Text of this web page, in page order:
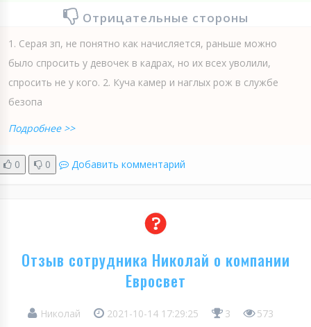
Отрицательные стороны
1. Серая зп, не понятно как начисляется, раньше можно
было спросить у девочек в кадрах, но их всех уволили,
спросить не у кого. 2. Куча камер и наглых рож в службе
безопа
Подробнее >>
0 0 Добавить комментарий
Отзыв сотрудника Николай о компании
Евросвет
Николай 2021-10-14 17:29:25 3 573